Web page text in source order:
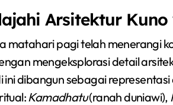
Arsitektur
matahari pagi telah menerangi
mengeksplorasi detail
ini dibangun sebagai
Kamadhatu(ranah duniawi),